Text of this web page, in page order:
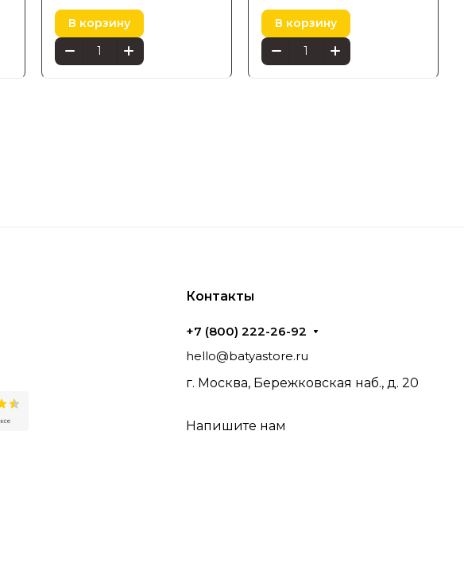
В корзину В корзину
Контакты
+7 (800) 222-26-92
hello@batyastore.ru
г. Москва, Бережковская наб., д. 20
Напишите нам